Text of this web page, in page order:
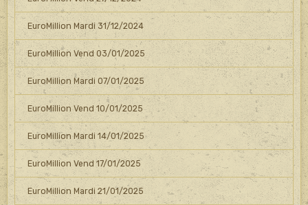
EuroMillion Mardi 31/12/2024
EuroMillion Vend 03/01/2025
EuroMillion Mardi 07/01/2025
EuroMillion Vend 10/01/2025
EuroMillion Mardi 14/01/2025
EuroMillion Vend 17/01/2025
EuroMillion Mardi 21/01/2025